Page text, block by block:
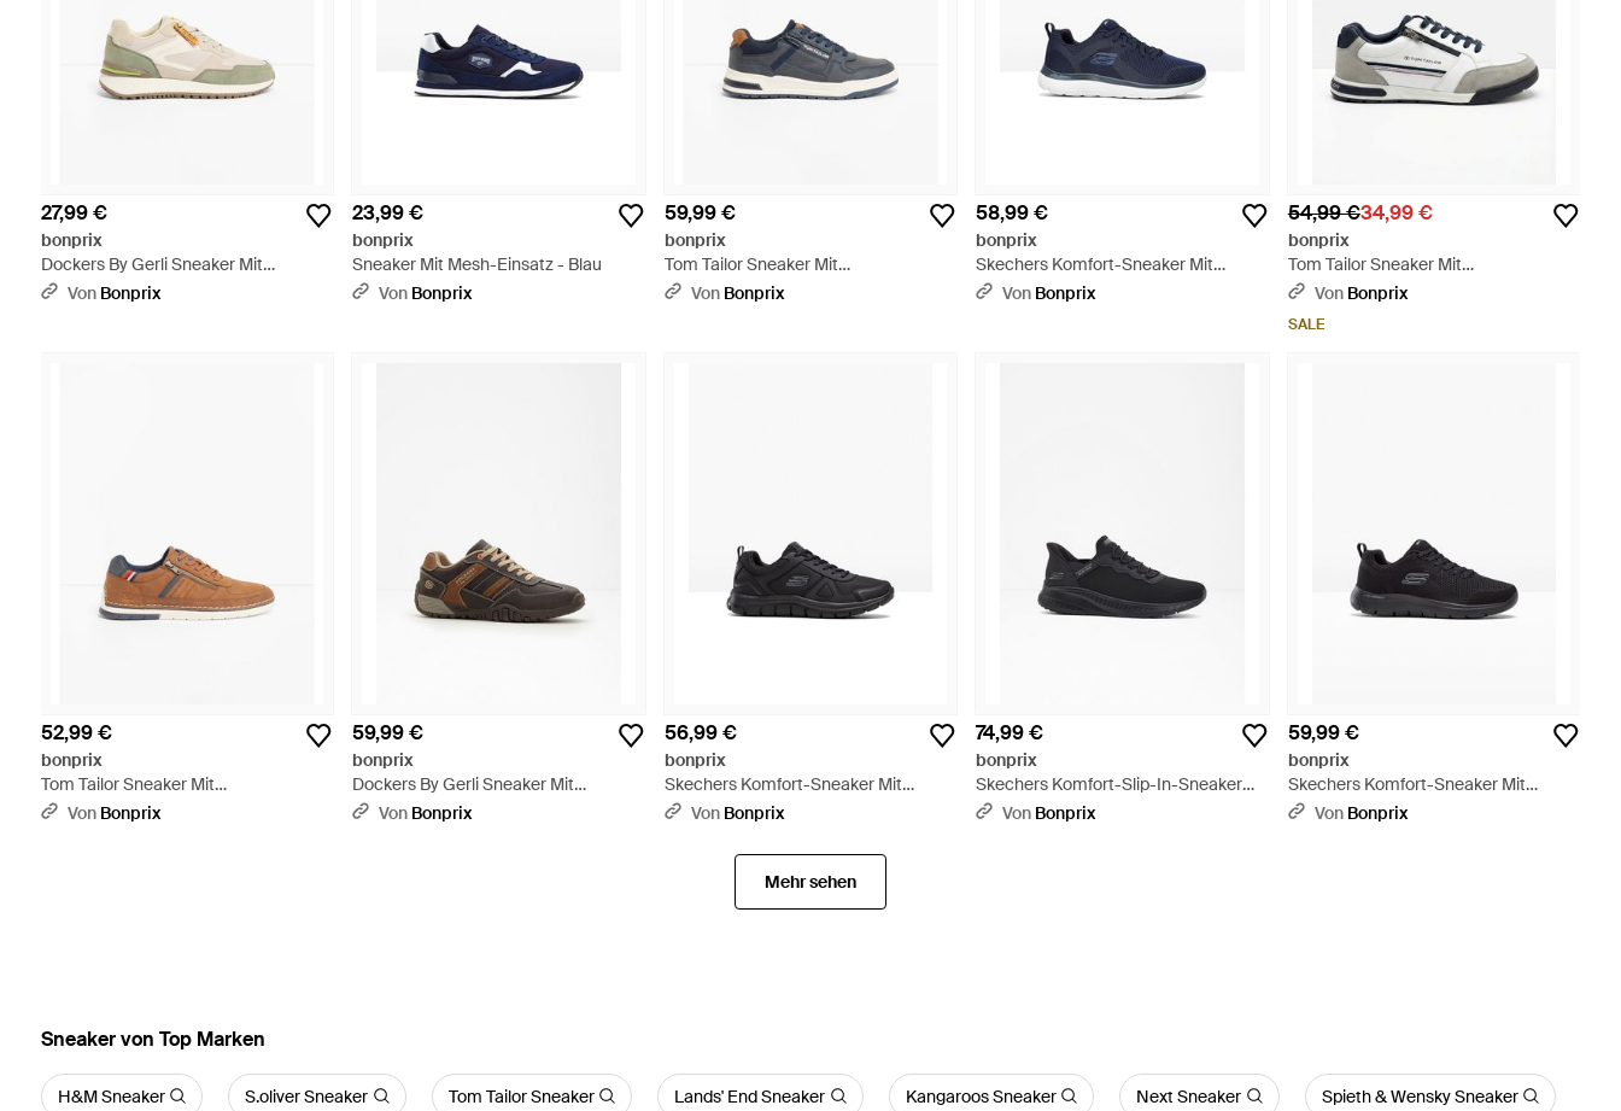
27,99 €
bonprix
Dockers By Gerli Sneaker Mit
Mesheinsätzen - Weiß
Von Bonprix
23,99 €
bonprix
Sneaker Mit Mesh-Einsatz - Blau
Von Bonprix
59,99 €
bonprix
Tom Tailor Sneaker Mit
Reißverschluss - Blau
Von Bonprix
58,99 €
bonprix
Skechers Komfort-Sneaker Mit
Memory Foam - Blau
Von Bonprix
54,99 €34,99 €
bonprix
Tom Tailor Sneaker Mit
Reißverschluss - Weiß
Von Bonprix
SALE
52,99 €
bonprix
Tom Tailor Sneaker Mit
Reißverschluss - Weiß
Von Bonprix
59,99 €
bonprix
Dockers By Gerli Sneaker Mit
Profilsohle - Braun
Von Bonprix
56,99 €
bonprix
Skechers Komfort-Sneaker Mit
Memory Foam - Schwarz
Von Bonprix
74,99 €
bonprix
Skechers Komfort-Slip-In-Sneaker
Mit Memory Foam - Schwarz
Von Bonprix
59,99 €
bonprix
Skechers Komfort-Sneaker Mit
Memory Foam - Schwarz
Von Bonprix
Mehr sehen
Sneaker von Top Marken
H&M Sneaker S.oliver Sneaker Tom Tailor Sneaker Lands' End Sneaker Kangaroos Sneaker Next Sneaker Spieth & Wensky Sneaker